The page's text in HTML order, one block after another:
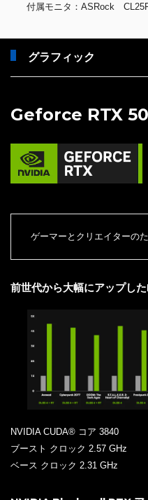
付属モニタ：ASRock
グラフィック
Geforce RTX
ゲーマーとクリエイターの
前世代から大幅にアップし
NVIDIA CUDA® コア 3840
ブースト クロック 2.57 GHz
ベース クロック 2.31 GHz